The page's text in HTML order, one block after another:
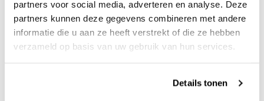
partners voor social media, adverteren en analyse. Deze
partners kunnen deze gegevens combineren met andere
informatie die u aan ze heeft verstrekt of die ze hebben
verzameld op basis van uw gebruik van hun services.
Details tonen
(30 sec Sunlight, 2 min UV) of folielijm en laat deze aan de
lucht drogen tot het volledig transparant is
- Duw de folie op de gewenste plek op de plaklaag van de
foliegel of lijm en herhaal dit tot je het gewenste resultaat hebt
nagel mooi bedekt zijn. Ded gekleurde ondergrond is dan ook